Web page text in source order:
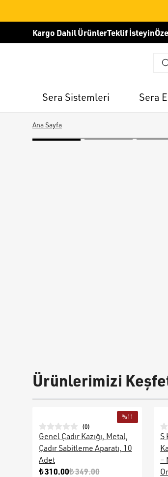
Kargo Dahil ÜrünlerTeklif İsteyin
Sera Sistemleri Sera
Ana Sayfa
Ürünlerimizi
%11
(0)
Genel Çadır Kazığı, Metal,
Çadır Sabitleme Aparatı, 10
Adet
₺ 310.00₺ 349.00
S
–